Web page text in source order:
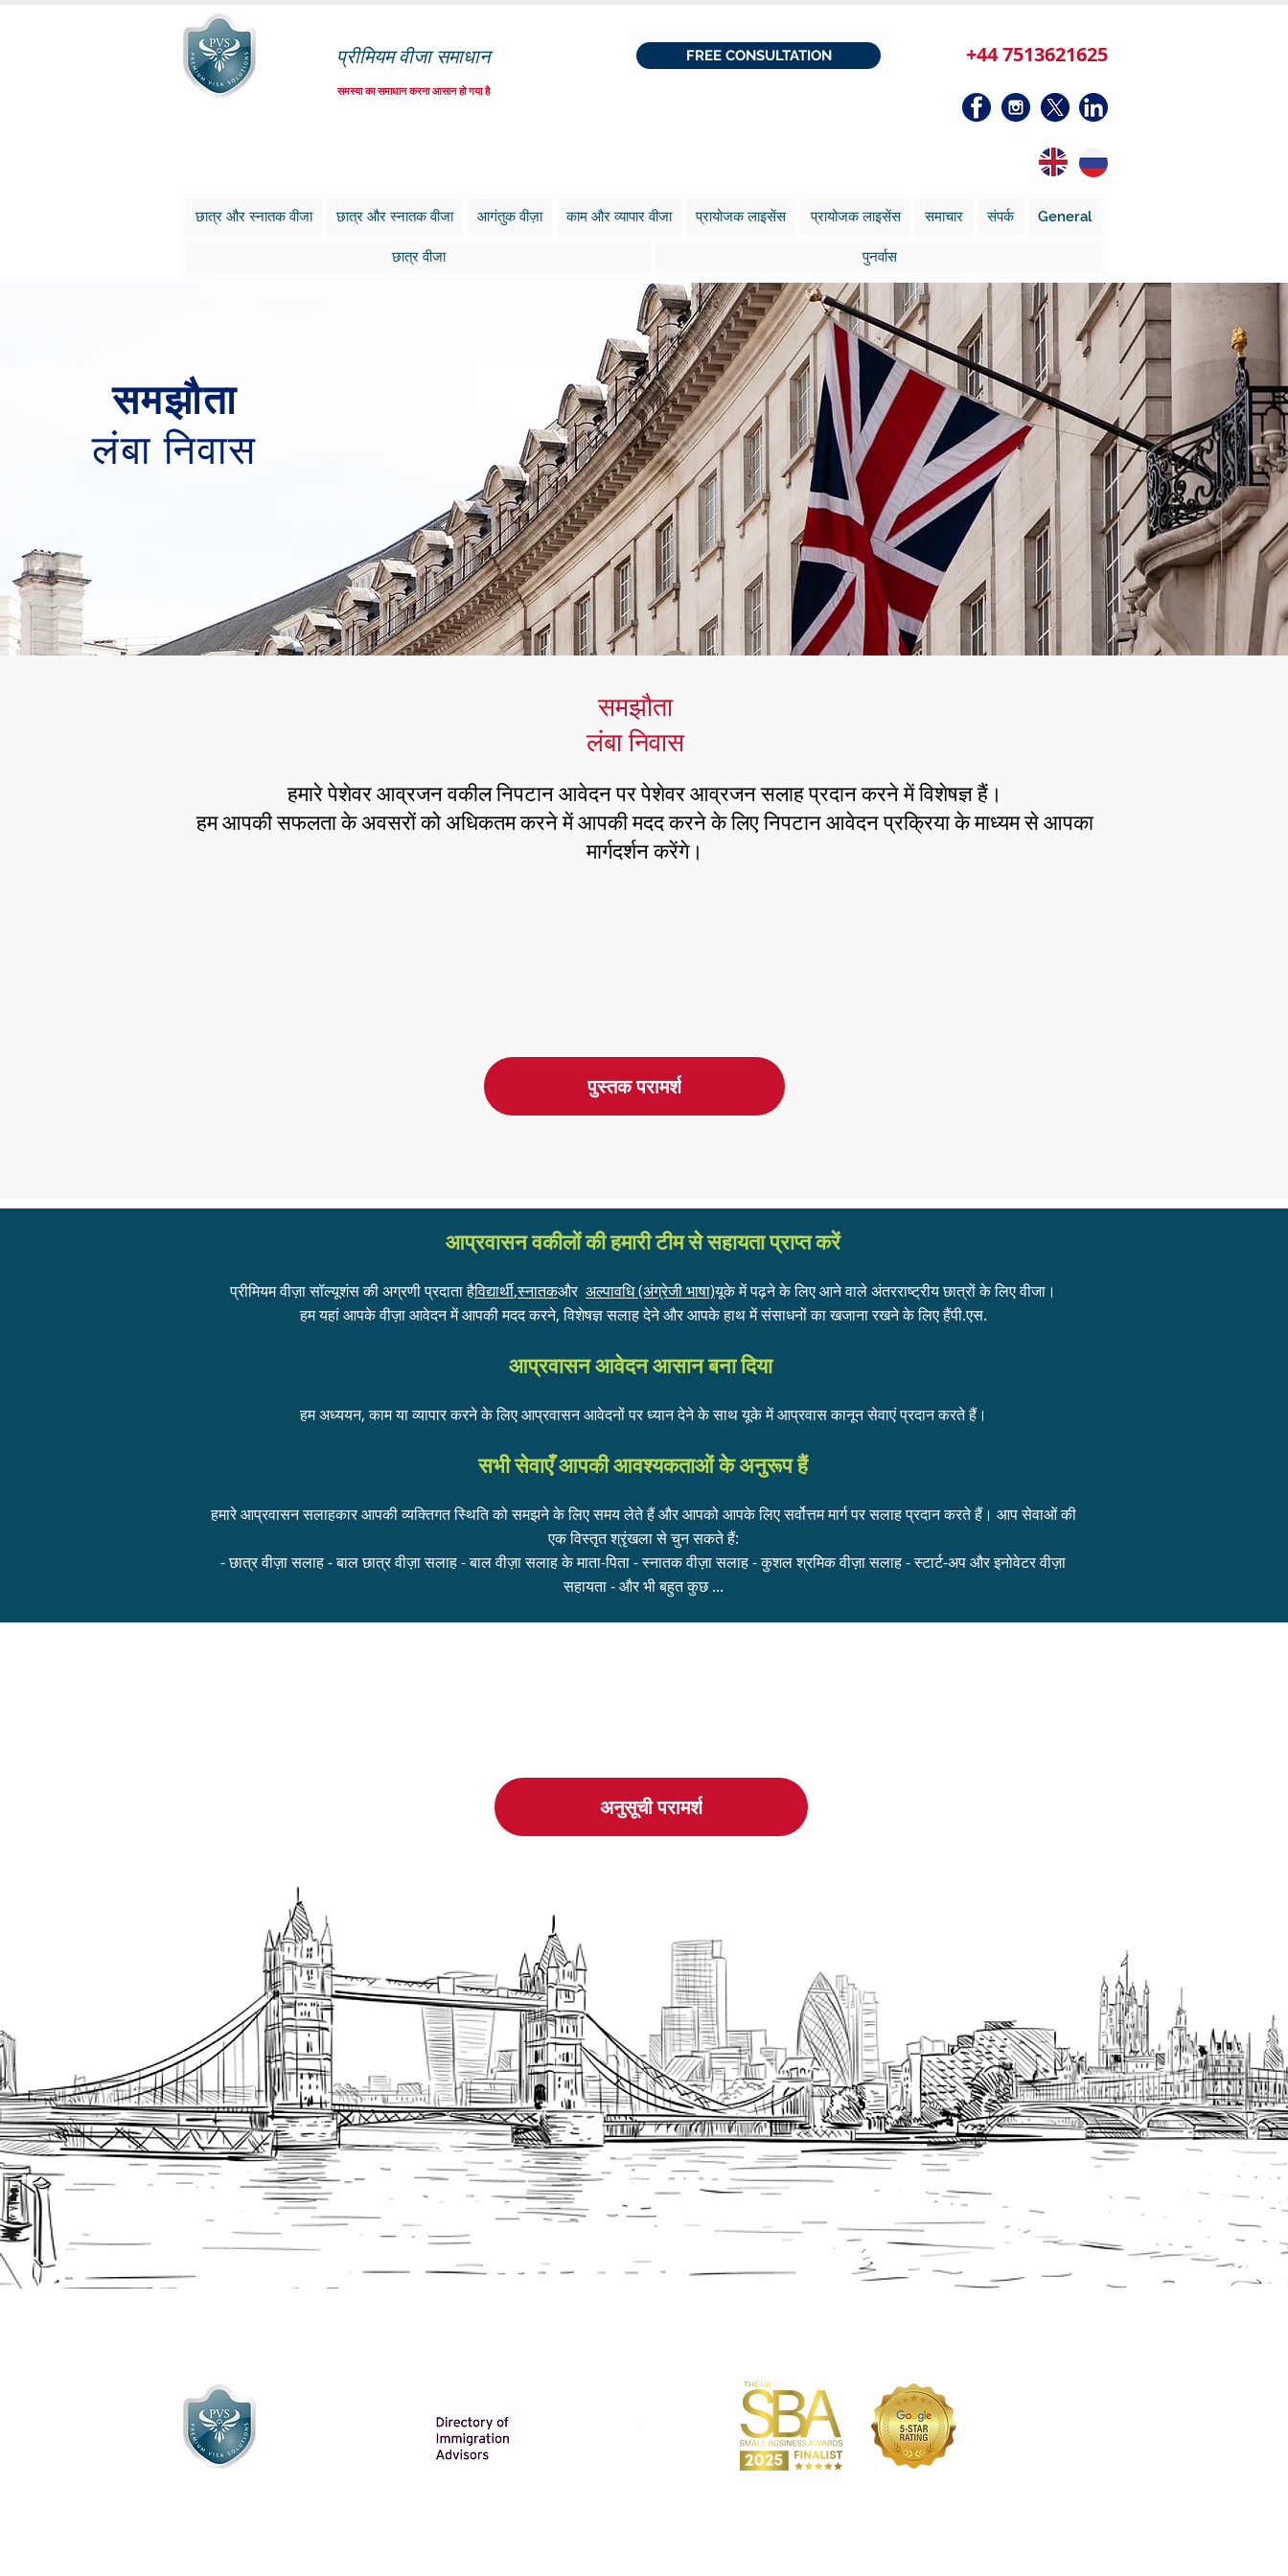
प्रीमियम वीजा समाधान
समस्या का समाधान करना आसान हो गया है
FREE CONSULTATION +44 7513621625
छात्र और स्नातक वीजा छात्र और स्नातक वीजा आगंतुक वीज़ा काम और व्यापार वीजा प्रायोजक लाइसेंस प्रायोजक लाइसेंस समाचार संपर्क General
छात्र वीजा पुनर्वास
समझौता
लंबा निवास
समझौता
लंबा निवास
हमारे पेशेवर आव्रजन वकील निपटान आवेदन पर पेशेवर आव्रजन सलाह प्रदान करने में विशेषज्ञ हैं।
हम आपकी सफलता के अवसरों को अधिकतम करने में आपकी मदद करने के लिए निपटान आवेदन प्रक्रिया के माध्यम से आपका
मार्गदर्शन करेंगे।
पुस्तक परामर्श
आप्रवासन वकीलों की हमारी टीम से सहायता प्राप्त करें
प्रीमियम वीज़ा सॉल्यूशंस की अग्रणी प्रदाता हैविद्यार्थी,स्नातकऔर अल्पावधि (अंग्रेजी भाषा)यूके में पढ़ने के लिए आने वाले अंतरराष्ट्रीय छात्रों के लिए वीजा।
हम यहां आपके वीज़ा आवेदन में आपकी मदद करने, विशेषज्ञ सलाह देने और आपके हाथ में संसाधनों का खजाना रखने के लिए हैंपी.एस.
आप्रवासन आवेदन आसान बना दिया
हम अध्ययन, काम या व्यापार करने के लिए आप्रवासन आवेदनों पर ध्यान देने के साथ यूके में आप्रवास कानून सेवाएं प्रदान करते हैं।
सभी सेवाएँ आपकी आवश्यकताओं के अनुरूप हैं
हमारे आप्रवासन सलाहकार आपकी व्यक्तिगत स्थिति को समझने के लिए समय लेते हैं और आपको आपके लिए सर्वोत्तम मार्ग पर सलाह प्रदान करते हैं। आप सेवाओं की
एक विस्तृत श्रृंखला से चुन सकते हैं:
- छात्र वीज़ा सलाह - बाल छात्र वीज़ा सलाह - बाल वीज़ा सलाह के माता-पिता - स्नातक वीज़ा सलाह - कुशल श्रमिक वीज़ा सलाह - स्टार्ट-अप और इनोवेटर वीज़ा
सहायता - और भी बहुत कुछ ...
अनुसूची परामर्श